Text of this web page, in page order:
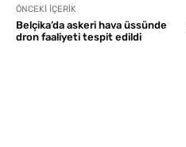
ÖNCEKI İÇERIK
Belçika’da askeri hava üssünde
dron faaliyeti tespit edildi